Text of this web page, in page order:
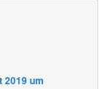
2019 um